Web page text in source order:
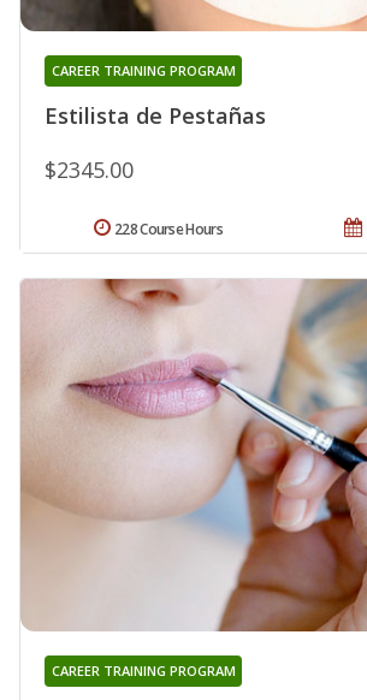
Estilista de Pestañas
CAREER TRAINING PROGRAM
$2345.00
228 Course Hours
CAREER TRAINING PROGRAM